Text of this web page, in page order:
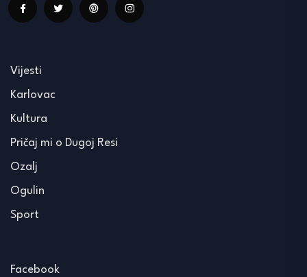
Vijesti
Karlovac
Kultura
Pričaj mi o Dugoj Resi
Ozalj
Ogulin
Sport
Facebook